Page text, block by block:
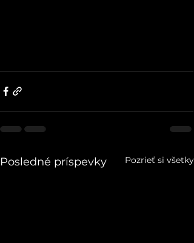
Posledné príspevky Pozrieť si všetky